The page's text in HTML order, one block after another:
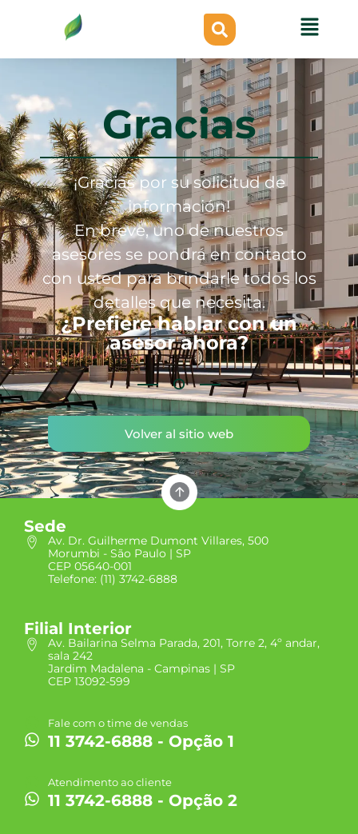
Gracias
¡Gracias por su solicitud de
información!
En breve, uno de nuestros
asesores se pondrá en contacto
con usted para brindarle todos los
detalles que necesita.
¿Prefiere hablar con un
asesor ahora?
O
Volver al sitio web
Sede
Av. Dr. Guilherme Dumont Villares, 500
Morumbi - São Paulo | SP
CEP 05640-001
Telefone: (11) 3742-6888
Filial Interior
Av. Bailarina Selma Parada, 201, Torre 2, 4º andar,
sala 242
Jardim Madalena - Campinas | SP
CEP 13092-599
Fale com o time de vendas
11 3742-6888 - Opção 1
Atendimento ao cliente
11 3742-6888 - Opção 2